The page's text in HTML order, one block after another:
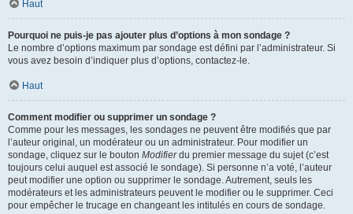
Haut
Pourquoi ne puis-je pas ajouter plus d’options à mon sondage ?
Le nombre d’options maximum par sondage est défini par l’administrateur. Si
vous avez besoin d’indiquer plus d’options, contactez-le.
Haut
Comment modifier ou supprimer un sondage ?
Comme pour les messages, les sondages ne peuvent être modifiés que par
l’auteur original, un modérateur ou un administrateur. Pour modifier un
sondage, cliquez sur le bouton Modifierdu premier message du sujet (c’est
toujours celui auquel est associé le sondage). Si personne n’a voté, l’auteur
peut modifier une option ou supprimer le sondage. Autrement, seuls les
modérateurs et les administrateurs peuvent le modifier ou le supprimer. Ceci
pour empêcher le trucage en changeant les intitulés en cours de sondage.